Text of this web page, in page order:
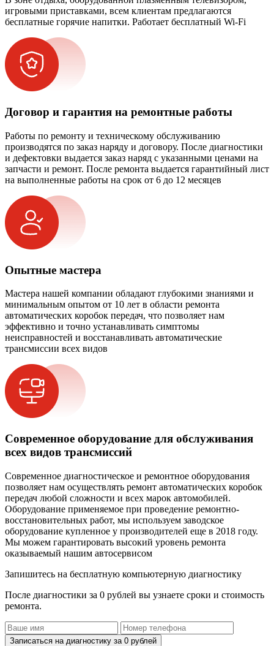
игровыми приставками, всем клиентам предлагаются
бесплатные горячие напитки. Работает бесплатный Wi-Fi
Договор и гарантия на ремонтные работы
Работы по ремонту и техническому обслуживанию
производятся по заказ наряду и договору. После диагностики
и дефектовки выдается заказ наряд с указанными ценами на
запчасти и ремонт. После ремонта выдается гарантийный лист
на выполненные работы на срок от 6 до 12 месяцев
Опытные мастера
Мастера нашей компании обладают глубокими знаниями и
минимальным опытом от 10 лет в области ремонта
автоматических коробок передач, что позволяет нам
эффективно и точно устанавливать симптомы
неисправностей и восстанавливать автоматические
трансмиссии всех видов
Современное оборудование для обслуживания
всех видов трансмиссий
Современное диагностическое и ремонтное оборудования
позволяет нам осуществлять ремонт автоматических коробок
передач любой сложности и всех марок автомобилей.
Оборудование применяемое при проведение ремонтно-
восстановительных работ, мы используем заводское
оборудование купленное у производителей еще в 2018 году.
Мы можем гарантировать высокий уровень ремонта
оказываемый нашим автосервисом
Запишитесь на бесплатную компьютерную диагностику
После диагностики за 0 рублей вы узнаете сроки и стоимость
ремонта.
Записаться на диагностику за 0 рублей